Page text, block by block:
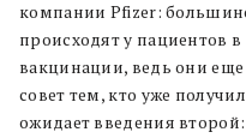
компании Pfizer:
происходят у пациентов
вакцинации, ведь они
совет тем, кто уже
ожидает введения